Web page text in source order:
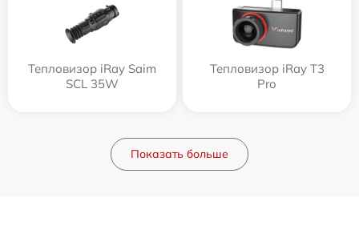
Тепловизор iRay Saim
SCL 35W
Тепловизор iRay T3
Pro
Показать больше